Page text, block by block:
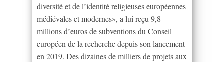
diversité et de l’identité religieuses européennes
médiévales et modernes», a lui reçu 9,8
millions d’euros de subventions du Conseil
européen de la recherche depuis son lancement
en 2019. Des dizaines de milliers de projets aux